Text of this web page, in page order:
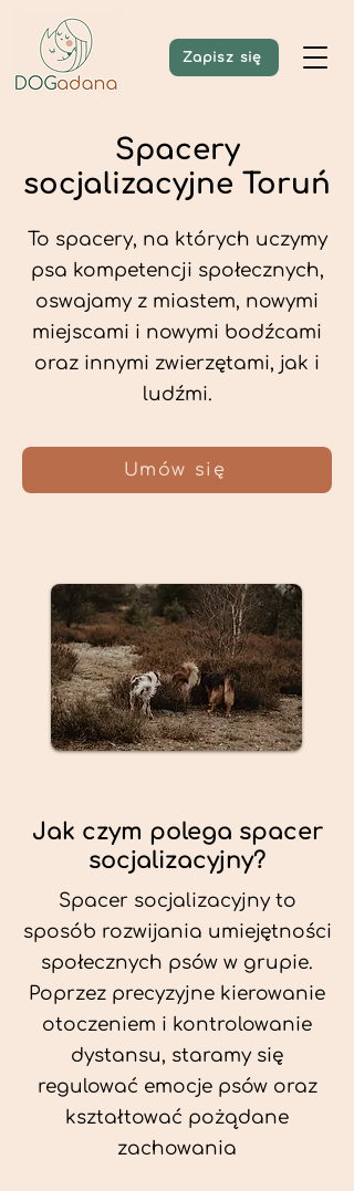
Zapisz się
Spacery
socjalizacyjne Toruń
To spacery, na których uczymy
psa kompetencji społecznych,
oswajamy z miastem, nowymi
miejscami i nowymi bodźcami
oraz innymi zwierzętami, jak i
ludźmi.
Umów się
Jak czym polega spacer
socjalizacyjny?
Spacer socjalizacyjny to
sposób rozwijania umiejętności
społecznych psów w grupie.
Poprzez precyzyjne kierowanie
otoczeniem i kontrolowanie
dystansu, staramy się
regulować emocje psów oraz
kształtować pożądane
zachowania